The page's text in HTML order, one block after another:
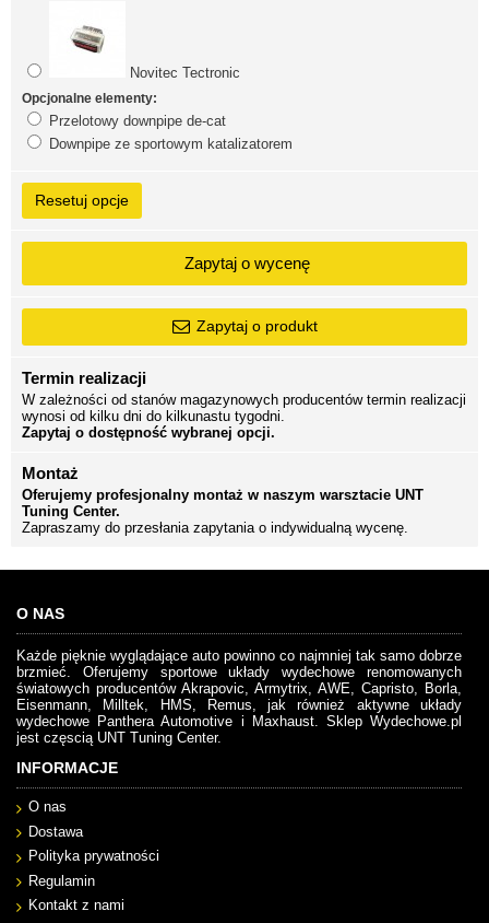
Novitec Tectronic
Opcjonalne elementy:
Przelotowy downpipe de-cat
Downpipe ze sportowym katalizatorem
Resetuj opcje
Zapytaj o wycenę
Zapytaj o produkt
Termin realizacji
W zależności od stanów magazynowych producentów termin realizacji
wynosi od kilku dni do kilkunastu tygodni.
Zapytaj o dostępność wybranej opcji.
Montaż
Oferujemy profesjonalny montaż w naszym warsztacie UNT
Tuning Center.
Zapraszamy do przesłania zapytania o indywidualną wycenę.
O NAS
Każde pięknie wyglądające auto powinno co najmniej tak samo dobrze
brzmieć. Oferujemy sportowe układy wydechowe renomowanych
światowych producentów Akrapovic, Armytrix, AWE, Capristo, Borla,
Eisenmann, Milltek, HMS, Remus, jak również aktywne układy
wydechowe Panthera Automotive i Maxhaust. Sklep Wydechowe.pl
jest częscią UNT Tuning Center.
INFORMACJE
O nas
Dostawa
Polityka prywatności
Regulamin
Kontakt z nami